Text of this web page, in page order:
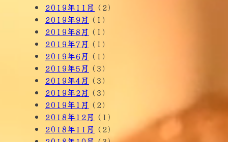
2019年11月 (2)
2019年9月 (1)
2019年8月 (1)
2019年7月 (1)
2019年6月 (1)
2019年5月 (3)
2019年4月 (3)
2019年2月 (3)
2019年1月 (2)
2018年12月 (1)
2018年11月 (2)